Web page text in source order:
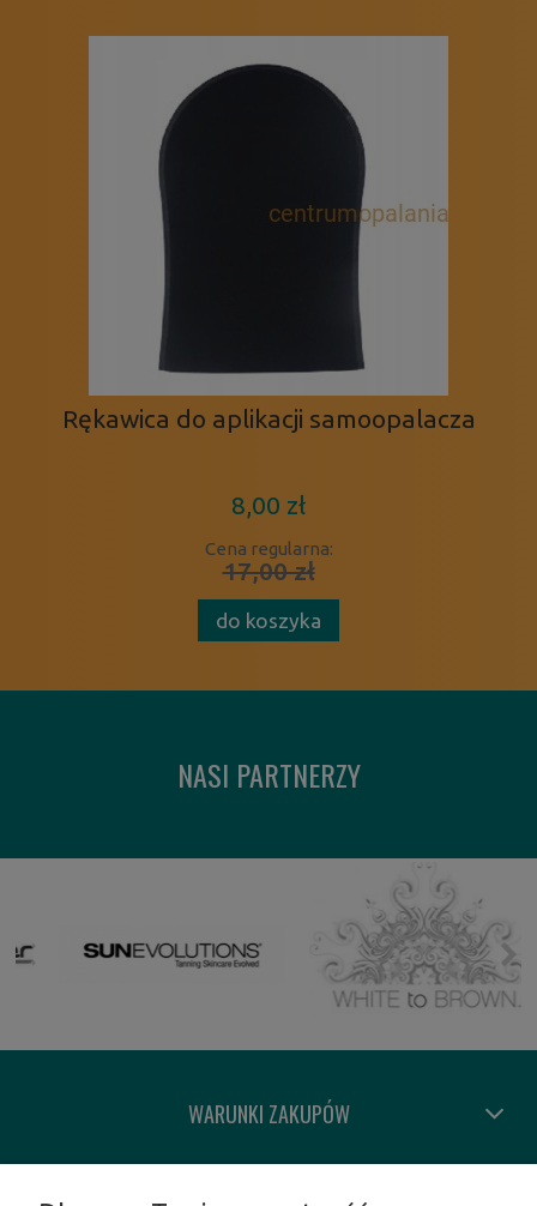
Rękawica do aplikacji samoopalacza
8,00 zł
Cena regularna:
17,00 zł
do koszyka
NASI PARTNERZY
WARUNKI ZAKUPÓW